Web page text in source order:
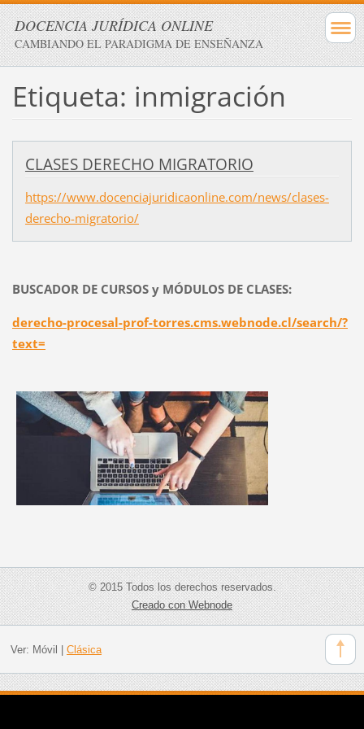
DOCENCIA JURÍDICA ONLINE
CAMBIANDO EL PARADIGMA DE ENSEÑANZA
Etiqueta: inmigración
CLASES DERECHO MIGRATORIO
https://www.docenciajuridicaonline.com/news/clases-
derecho-migratorio/
BUSCADOR DE CURSOS y MÓDULOS DE CLASES:
derecho-procesal-prof-torres.cms.webnode.cl/search/?
text=
© 2015 Todos los derechos reservados.
Creado con Webnode
Ver: Móvil Clásica